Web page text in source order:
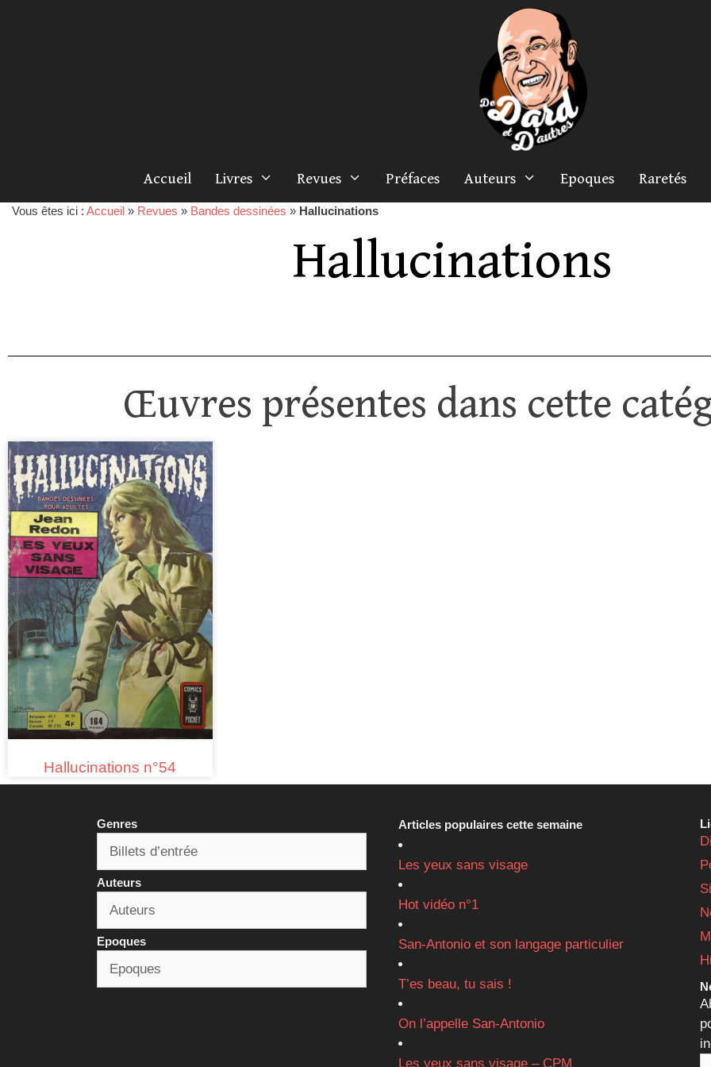
Accueil Livres Revues Préfaces Auteurs Epoques Raretés
Vous êtes ici : Accueil » Revues » Bandes dessinées » Hallucinations
Hallucinations
Œuvres présentes dans cette
Hallucinations n°54
Genres
Auteurs
Epoques
Articles populaires cette semaine
Les yeux sans visage
Hot vidéo n°1
San-Antonio et son langage particulier
T’es beau, tu sais !
On l’appelle San-Antonio
Les yeux sans visage – CPM